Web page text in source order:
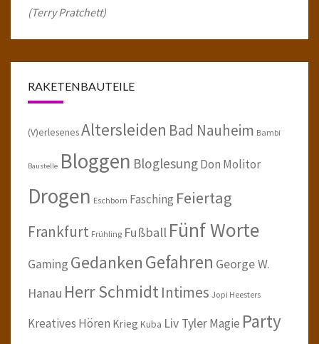
(Terry Pratchett)
RAKETENBAUTEILE
(V)erlesenesAltersleiden Bad Nauheim Bambi
Baustelle Bloggen BloglesungDon Molitor
Drogen Eschborn Fasching Feiertag
Frankfurt Frühling Fußball Fünf Worte
Gaming GedankenGefahren George W.
Hanau Herr SchmidtIntimes Jopi Heesters
Kreatives Hören Krieg Kuba Liv TylerMagie Party